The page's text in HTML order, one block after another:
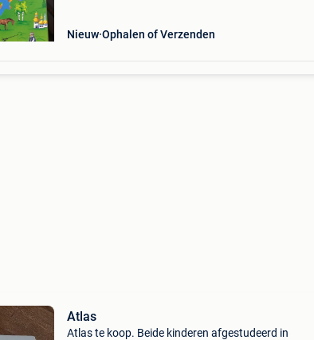
Nieuw Ophalen of Verzenden
Atlas
Atlas te koop. Beide kinderen afgestudeerd in